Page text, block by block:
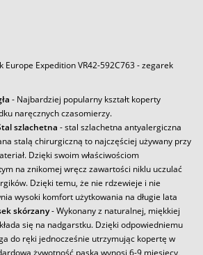
Europe Expedition VR42-592C763 - zegarek
- Najbardziej popularny kształt koperty
naręcznych czasomierzy.
szlachetna - stal szlachetna antyalergiczna
stalą chirurgiczną to najczęściej używany przy
Dzięki swoim właściwościom
na znikomej wręcz zawartości niklu uczulać
Dzięki temu, że nie rdzewieje i nie
wysoki komfort użytkowania na długie lata
skórzany- Wykonany z naturalnej, miękkiej
się na nadgarstku. Dzięki odpowiedniemu
do ręki jednocześnie utrzymując kopertę w
żywotność paska wynosi 6-9 miesięcy,